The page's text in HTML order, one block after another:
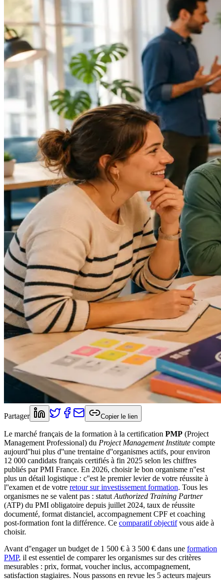
Partager Copier le lien
Le marché français de la formation à la certification PMP (Project
Management Professional) du Project Management Institute compte
aujourd''hui plus d''une trentaine d''organismes actifs, pour environ
12 000 candidats français certifiés à fin 2025 selon les chiffres
publiés par PMI France. En 2026, choisir le bon organisme n''est
plus un détail logistique : c''est le premier levier de votre réussite à
l''examen et de votre retour sur investissement formation. Tous les
organismes ne se valent pas : statut Authorized Training Partner
(ATP) du PMI obligatoire depuis juillet 2024, taux de réussite
documenté, format distanciel, accompagnement CPF et coaching
post-formation font la différence. Ce comparatif objectifvous aide à
choisir.
Avant d''engager un budget de 1 500 € à 3 500 € dans une formation
PMP, il est essentiel de comparer les organismes sur des critères
mesurables : prix, format, voucher inclus, accompagnement,
satisfaction stagiaires. Nous passons en revue les 5 acteurs majeurs